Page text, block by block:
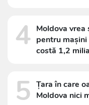
4 Moldova
pentru
costă 1,2
5 Țara în care
Moldova nici